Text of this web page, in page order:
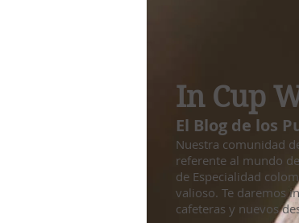
In Cup
El Blog de los
Nuestra comunidad
referente al mundo
de Especialidad
valioso. Te daremos
cafeteras y nuevos